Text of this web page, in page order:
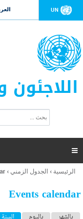
UN
ت
ر
ل
ح
ب

أنت
هنا
الرئيسية › الجدول الزمني ›
Events calendar